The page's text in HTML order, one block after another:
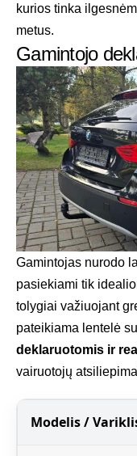
kurios tinka
metus.
Gamintojo
Gamintojas nurodo
pasiekiami tik
tolygiai važiuojant
pateikiama lentelė su
deklaruotomis ir
vairuotojų
Modelis /